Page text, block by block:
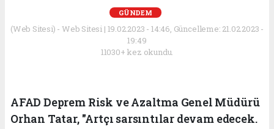
GÜNDEM
(Web Sitesi) - Web Sitesi | 19.02.2023 - 14:46, Güncelleme: 21.02.2023 -
19:49
11030+ kez okundu.
AFAD Deprem Risk ve Azaltma Genel Müdürü
Orhan Tatar, "Artçı sarsıntılar devam edecek.